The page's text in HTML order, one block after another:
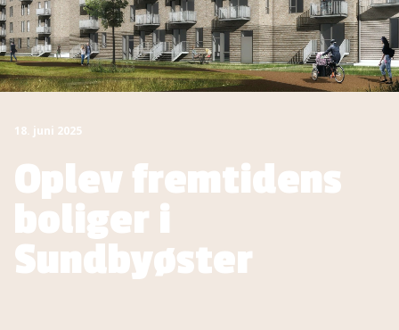
18. juni 2025
Oplev fremtidens
boliger i
Sundbyøster